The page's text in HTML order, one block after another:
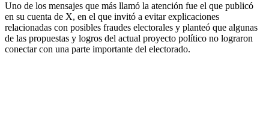
Uno de los mensajes que más llamó la atención fue el que publicó
en su cuenta de X, en el que invitó a evitar explicaciones
relacionadas con posibles fraudes electorales y planteó que algunas
de las propuestas y logros del actual proyecto político no lograron
conectar con una parte importante del electorado.